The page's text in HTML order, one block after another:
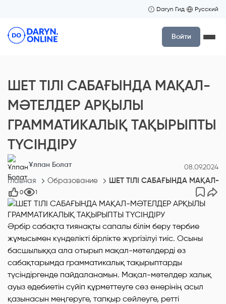
Daryn Гид Русский
Войти
ШЕТ ТІЛІ САБАҒЫНДА МАҚАЛ-
МӘТЕЛДЕР АРҚЫЛЫ
ГРАММАТИКАЛЫҚ ТАҚЫРЫПТЫ
ТҮСІНДІРУ
Ұлпан Болат 08.09.2024
Главная Образование ШЕТ ТІЛІ САБАҒЫНДА МАҚАЛ-
0 1
Әpбip сабақта тиянақты сапалы білім беру тәрбие
жұмысымен күнделікті 6ipліктe жүргізілуі тиіс. Осыны
басшылыққа ала отырып мақал-мәтелдерді өз
сабақтарымда грамматикалық тақырыптарды
түсіндіргенде пайдаланамын. Мақал-мәтелдер халық
ауыз әдебиетін cүйіп құрметтеуге сөз өнерінің асыл
қазынасын меңгеруге, тапқыр сөйлеуге, peттi